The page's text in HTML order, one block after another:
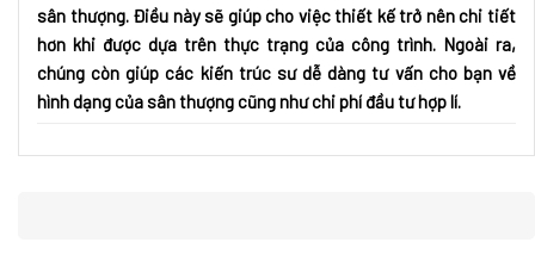
sân thượng. Điều này sẽ giúp cho việc thiết kế trở nên chi tiết
hơn khi được dựa trên thực trạng của công trình. Ngoài ra,
chúng còn giúp các kiến trúc sư dễ dàng tư vấn cho bạn về
hình dạng của sân thượng cũng như chi phí đầu tư hợp lí.